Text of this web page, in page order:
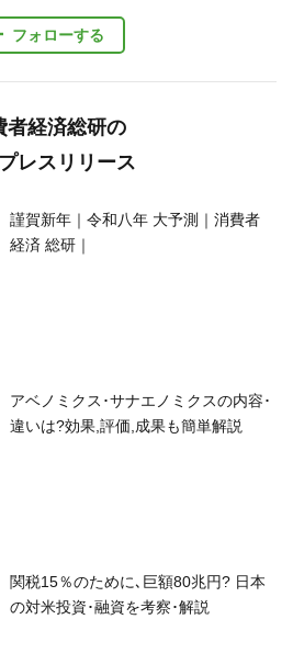
フォローする
者経済総研の
レスリリース
謹賀新年｜令和八年 大予測｜消費者
経済 総研｜
アベノミクス･サナエノミクスの内容･
違いは?効果,評価,成果も簡単解説
関税15％のために､巨額80兆円? 日本
の対米投資･融資を考察･解説